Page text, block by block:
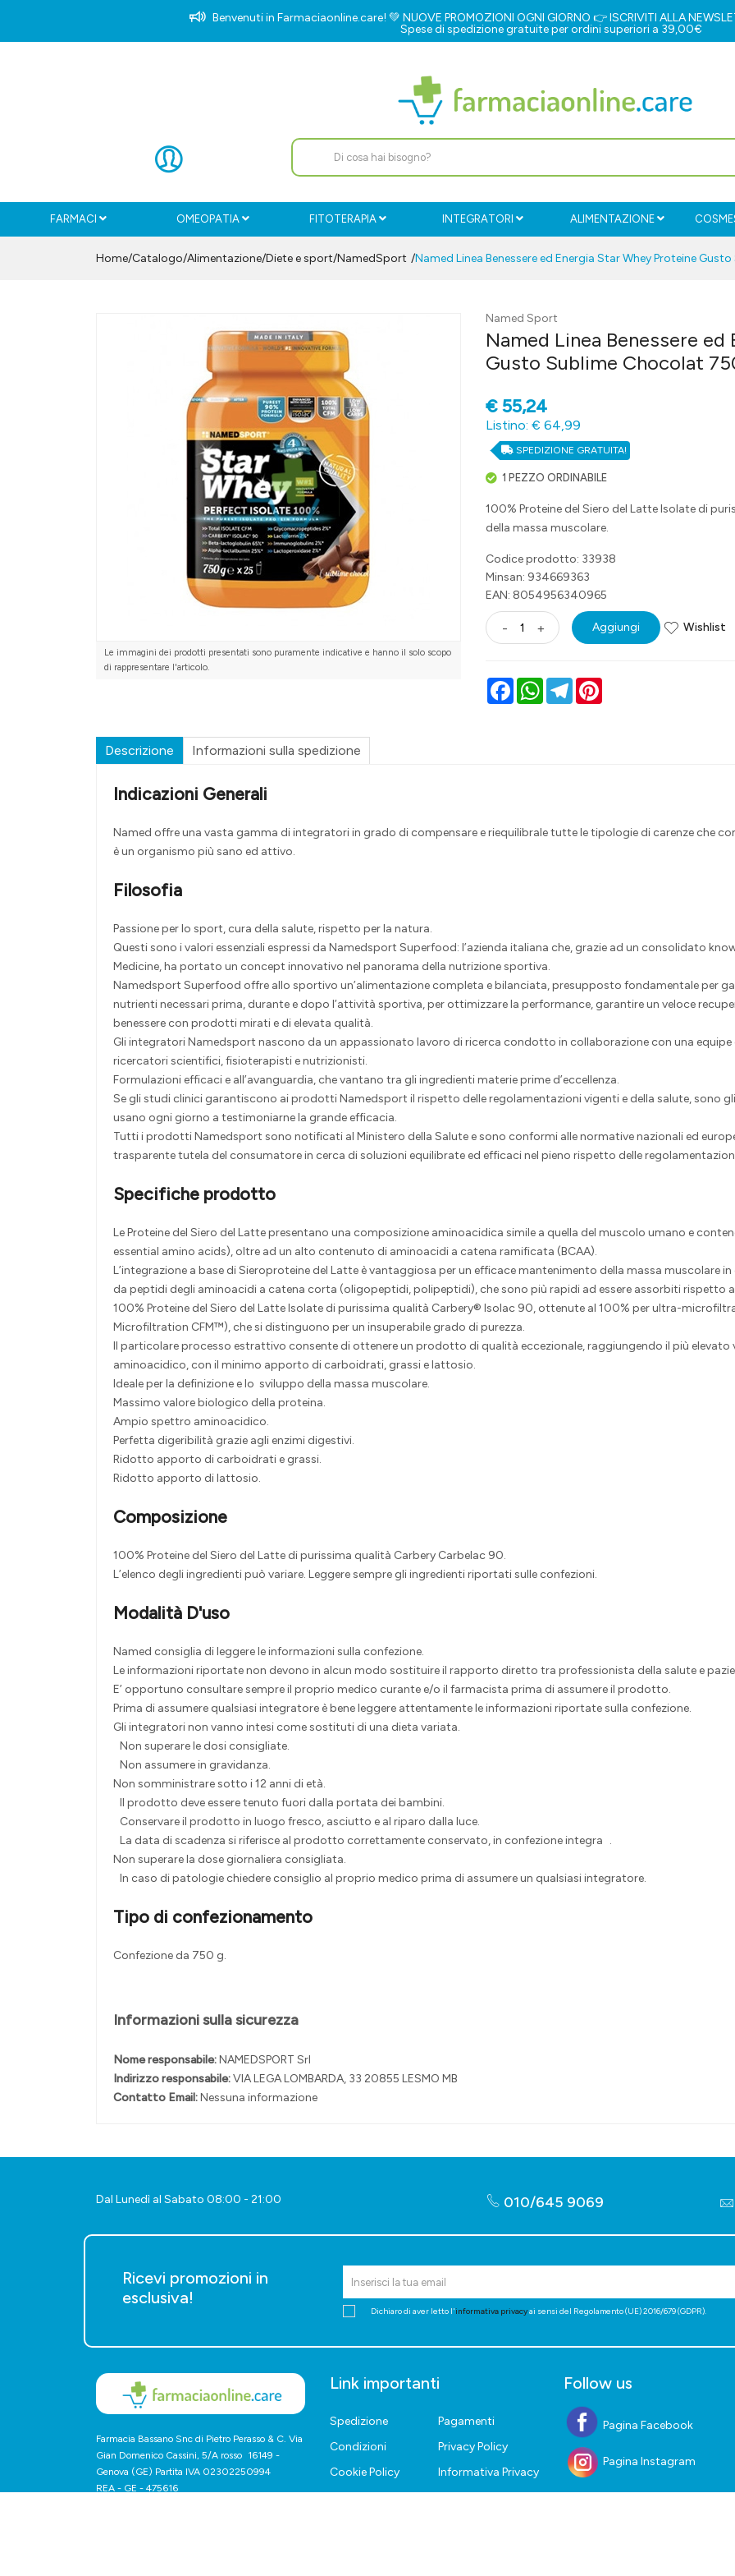
Benvenuti in Farmaciaonline.care! 💚 NUOVE PROMOZIONI OGNI GIORNO 👉ISCRIVITI ALLA
Spese di spedizione gratuite per ordini superiori a 39,00€
FARMACI OMEOPATIA FITOTERAPIA INTEGRATORI ALIMENTAZIONE
Home Catalogo/Alimentazione/Diete e sport/NamedSport Named Linea Benessere ed Energia Star Whey Proteine
Le immagini dei prodotti presentati sono puramente indicative e hanno il solo scopo
di rappresentare l'articolo.
Named Sport
Named Linea Benessere
Gusto Sublime Chocolat
€55,24
Listino: € 64,99
SPEDIZIONE GRATUITA!
1 PEZZO ORDINABILE
100% Proteine del Siero del Latte Isolate di
della massa muscolare.
Codice prodotto: 33938
Minsan: 934669363
EAN: 8054956340965
- + Aggiungi Wishlist
FacebookWhatsAppTelegram
Descrizione Informazioni sulla spedizione
Indicazioni Generali
Named offre una vasta gamma di integratori in grado di compensare e riequilibrale tutte le tipologie di carenze che
è un organismo più sano ed attivo.
Filosofia
Passione per lo sport, cura della salute, rispetto per la natura.
Questi sono i valori essenziali espressi da Namedsport Superfood: l’azienda italiana che, grazie ad un consolidato
Medicine, ha portato un concept innovativo nel panorama della nutrizione sportiva.
Namedsport Superfood offre allo sportivo un’alimentazione completa e bilanciata, presupposto fondamentale per
nutrienti necessari prima, durante e dopo l’attività sportiva, per ottimizzare la performance, garantire un veloce
benessere con prodotti mirati e di elevata qualità.
Gli integratori Namedsport nascono da un appassionato lavoro di ricerca condotto in collaborazione con una
ricercatori scientifici, fisioterapisti e nutrizionisti.
Formulazioni efficaci e all’avanguardia, che vantano tra gli ingredienti materie prime d’eccellenza.
Se gli studi clinici garantiscono ai prodotti Namedsport il rispetto delle regolamentazioni vigenti e della salute, sono
usano ogni giorno a testimoniarne la grande efficacia.
Tutti i prodotti Namedsport sono notificati al Ministero della Salute e sono conformi alle normative nazionali ed
trasparente tutela del consumatore in cerca di soluzioni equilibrate ed efficaci nel pieno rispetto delle
Specifiche prodotto
Le Proteine del Siero del Latte presentano una composizione aminoacidica simile a quella del muscolo umano e
essential amino acids), oltre ad un alto contenuto di aminoacidi a catena ramificata (BCAA).
L’integrazione a base di Sieroproteine del Latte è vantaggiosa per un efficace mantenimento della massa muscolare
da peptidi degli aminoacidi a catena corta (oligopeptidi, polipeptidi), che sono più rapidi ad essere assorbiti rispetto
100% Proteine del Siero del Latte Isolate di purissima qualità Carbery® Isolac 90, ottenute al 100% per ultra-
Microfiltration CFM™), che si distinguono per un insuperabile grado di purezza.
Il particolare processo estrattivo consente di ottenere un prodotto di qualità eccezionale, raggiungendo il più
aminoacidico, con il minimo apporto di carboidrati, grassi e lattosio.
Ideale per la definizione e lo sviluppo della massa muscolare.
Massimo valore biologico della proteina.
Ampio spettro aminoacidico.
Perfetta digeribilità grazie agli enzimi digestivi.
Ridotto apporto di carboidrati e grassi.
Ridotto apporto di lattosio.
Composizione
100% Proteine del Siero del Latte di purissima qualità Carbery Carbelac 90.
L’elenco degli ingredienti può variare. Leggere sempre gli ingredienti riportati sulle confezioni.
Modalità D'uso
Named consiglia di leggere le informazioni sulla confezione.
Le informazioni riportate non devono in alcun modo sostituire il rapporto diretto tra professionista della salute e
E’ opportuno consultare sempre il proprio medico curante e/o il farmacista prima di assumere il prodotto.
Prima di assumere qualsiasi integratore è bene leggere attentamente le informazioni riportate sulla confezione.
Gli integratori non vanno intesi come sostituti di una dieta variata.
Non superare le dosi consigliate.
Non assumere in gravidanza.
Non somministrare sotto i 12 anni di età.
Il prodotto deve essere tenuto fuori dalla portata dei bambini.
Conservare il prodotto in luogo fresco, asciutto e al riparo dalla luce.
La data di scadenza si riferisce al prodotto correttamente conservato, in confezione integra .
Non superare la dose giornaliera consigliata.
In caso di patologie chiedere consiglio al proprio medico prima di assumere un qualsiasi integratore.
Tipo di confezionamento
Confezione da 750 g.
Informazioni sulla sicurezza
Nome responsabile:NAMEDSPORT Srl
Indirizzo responsabile:VIA LEGA LOMBARDA, 33 20855 LESMO MB
Contatto Email:Nessuna informazione
Dal Lunedì al Sabato 08:00 - 21:00 010/645 9069
Ricevi promozioni in
esclusiva!
Dichiaro di aver letto l'informativa privacyai sensi del Regolamento (UE) 2016/679 (GDPR).
Farmacia Bassano Snc di Pietro Perasso & C. Via
Gian Domenico Cassini, 5/A rosso 16149 -
Genova (GE) Partita IVA 02302250994
REA - GE - 475616
Link importanti
Spedizione
Pagamenti
Condizioni
Privacy Policy
Cookie Policy
Informativa Privacy
Follow us
Pagina Facebook
Pagina Instagram